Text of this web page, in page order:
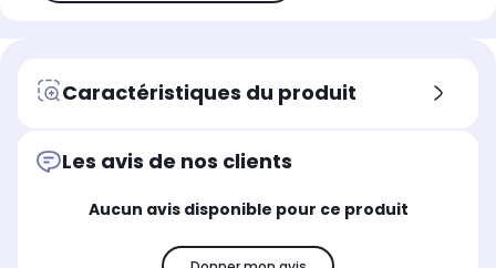
Caractéristiques du produit
Les avis de nos clients
Aucun avis disponible pour ce produit